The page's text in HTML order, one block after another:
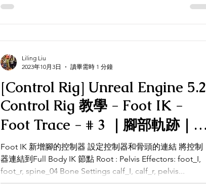
[Control Rig] Unreal Engine 5.2
Control Rig 教學 - Foot IK -
Foot Trace - # 3 ｜腳部軌跡｜
Tutorial
Foot IK 新增腳的控制器 設定控制器和骨頭的連結 將控制
器連結到Full Body IK 節點 Root : Pelvis Effectors: foot_I,
foot_r, spine_04 Bone Settings calf_I, calf_r, pelvis...
Liling Liu
2023年10月3日
讀畢需時 1 分鐘